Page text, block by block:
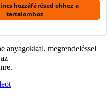
hozzáférésed ehhez a
tartalomhoz
anyagokkal, megrendeléssel